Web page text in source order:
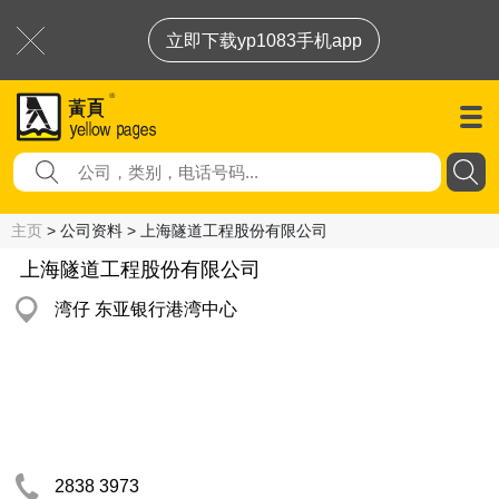
立即下载yp1083手机app
主页 > 公司资料 > 上海隧道工程股份有限公司
上海隧道工程股份有限公司
湾仔 东亚银行港湾中心
2838 3973